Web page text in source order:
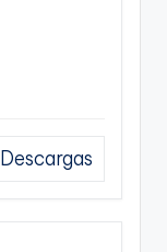
Descargas